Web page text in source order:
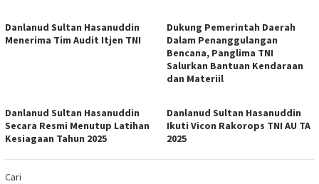
Danlanud Sultan Hasanuddin
Menerima Tim Audit Itjen TNI
Dukung Pemerintah Daerah
Dalam Penanggulangan
Bencana, Panglima TNI
Salurkan Bantuan Kendaraan
dan Materiil
Danlanud Sultan Hasanuddin
Secara Resmi Menutup Latihan
Kesiagaan Tahun 2025
Danlanud Sultan Hasanuddin
Ikuti Vicon Rakorops TNI AU TA
2025
Cari